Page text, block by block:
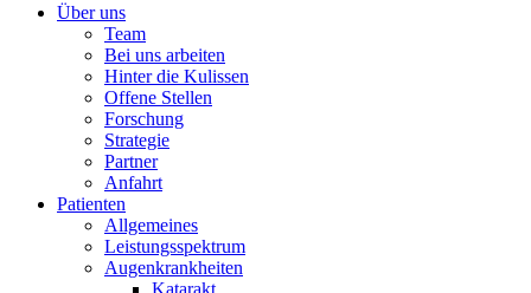
Über uns
Team
Bei uns arbeiten
Hinter die Kulissen
Offene Stellen
Forschung
Strategie
Partner
Anfahrt
Patienten
Allgemeines
Leistungsspektrum
Augenkrankheiten
Katarakt